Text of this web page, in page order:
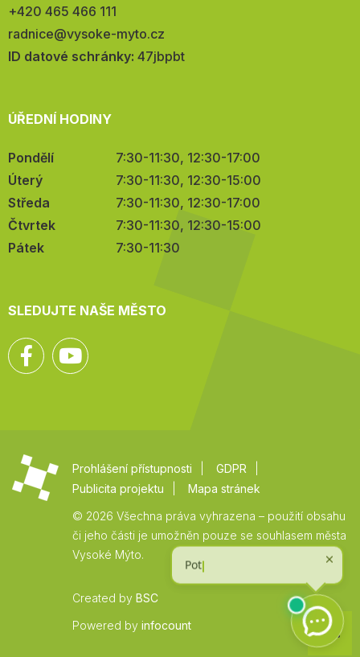
Telefon:
+420 465 466 111
E-
mail:
radnice@vysoke-myto.cz
ID datové schránky: 47jbpbt
ÚŘEDNÍ HODINY
Pondělí
7:30-11:30, 12:30-17:00
Úterý
7:30-11:30, 12:30-15:00
Středa
7:30-11:30, 12:30-17:00
Čtvrtek
7:30-11:30, 12:30-15:00
Pátek
7:30-11:30
SLEDUJTE NAŠE MĚSTO
Facebook
Prohlášení přístupnosti
GDPR
Publicita projektu
Mapa stránek
© 2026 Všechna práva vyhrazena – použití obsahu
či jeho části je umožněn pouze se souhlasem města
Vysoké Mýto.
Created by BSC
Powered by infocount
Zpět
na